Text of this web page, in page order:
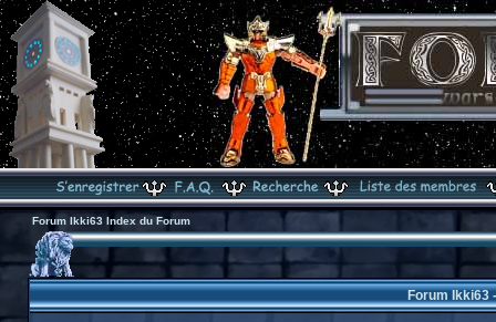
Forum Ikki63 Index du Forum
Forum Ikki63